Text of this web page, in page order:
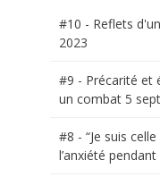
#10 - Reflets
2023
#9 - Précarité et
un combat 5
#8 - “Je suis
l’anxiété